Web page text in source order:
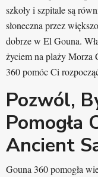
szkoły i szpitale są
słoneczna przez
dobrze w El Gouna.
życiem na plaży Morza
360 pomóc Ci
Pozwól,
Pomogła
Ancient
Gouna 360 pomogła